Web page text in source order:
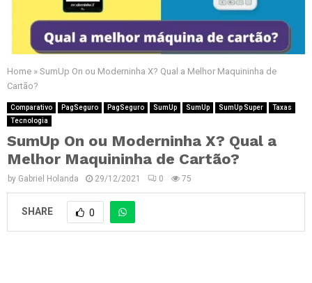
Home » SumUp On ou Moderninha X? Qual a Melhor Maquininha de
Cartão?
Comparativo PagSeguro PagSeguro SumUp SumUp SumUp Super
Taxas
Tecnologia
SumUp On ou Moderninha X? Qual a
Melhor Maquininha de Cartão?
by Gabriel Holanda 29/12/2021 0 75
SHARE 0